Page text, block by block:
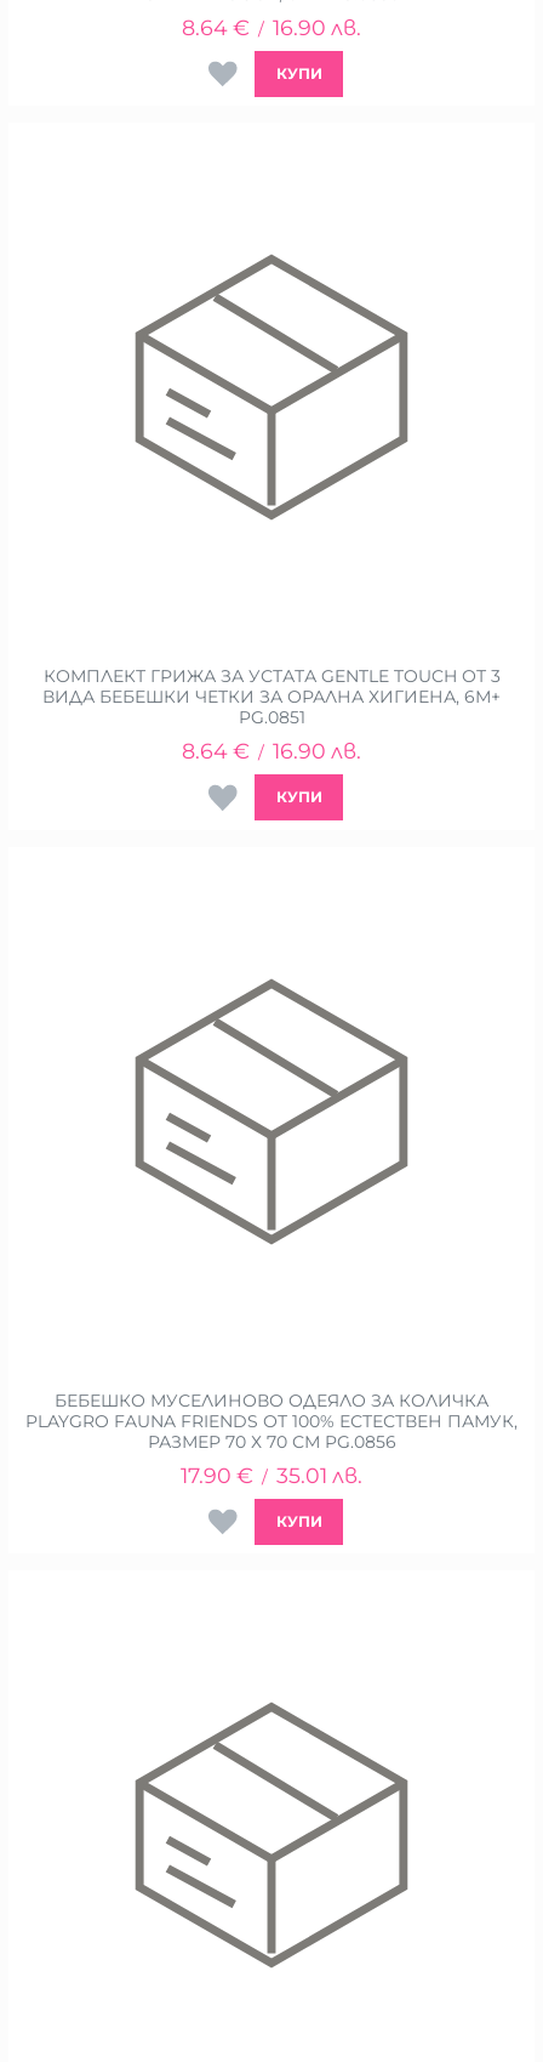
8.64€ / 16.90 лв.
КУПИ
КОМПЛЕКТ ГРИЖА ЗА УСТАТА GENTLE TOUCH ОТ 3
ВИДА БЕБЕШКИ ЧЕТКИ ЗА ОРАЛНА ХИГИЕНА, 6М+
PG.0851
8.64€ / 16.90 лв.
КУПИ
БЕБЕШКО МУСЕЛИНОВО ОДЕЯЛО ЗА КОЛИЧКА
PLAYGRO FAUNA FRIENDS ОТ 100% ЕСТЕСТВЕН ПАМУК,
РАЗМЕР 70 Х 70 СМ PG.0856
17.90 € / 35.01 лв.
КУПИ